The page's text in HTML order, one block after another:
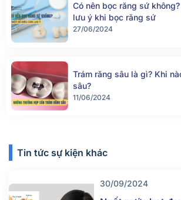
Có nên bọc răng sứ
lưu ý khi bọc răng sứ
27/06/2024
Trám răng sâu là gì? Khi
sâu?
11/06/2024
Tin tức sự kiện khác
30/09/2024